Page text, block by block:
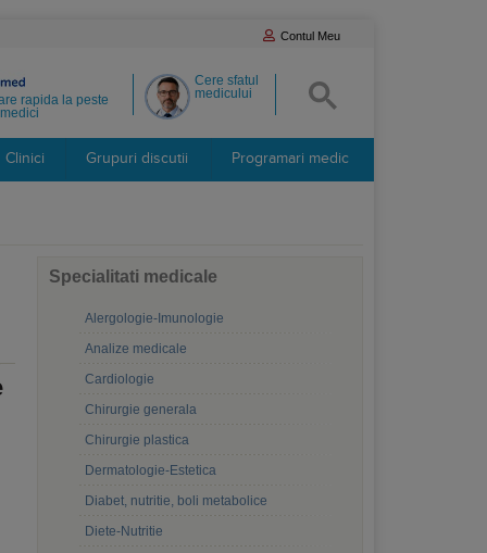
Contul Meu
Cere sfatul
medicului
rapida la peste
Clinici Grupuri discutii Programari medic
Specialitati medicale
Alergologie-Imunologie
Analize medicale
Cardiologie
Chirurgie generala
Chirurgie plastica
Dermatologie-Estetica
Diabet, nutritie, boli metabolice
Diete-Nutritie